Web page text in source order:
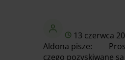
13 czerwca
Aldona pisze:
czego pozyskiwane